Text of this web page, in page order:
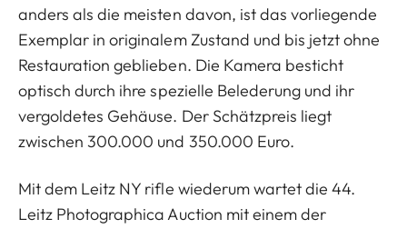
anders als die meisten davon, ist das vorliegende
Exemplar in originalem Zustand und bis jetzt ohne
Restauration geblieben. Die Kamera besticht
optisch durch ihre spezielle Belederung und ihr
vergoldetes Gehäuse. Der Schätzpreis liegt
zwischen 300.000 und 350.000 Euro.
Mit dem Leitz NY rifle wiederum wartet die 44.
Leitz Photographica Auction mit einem der